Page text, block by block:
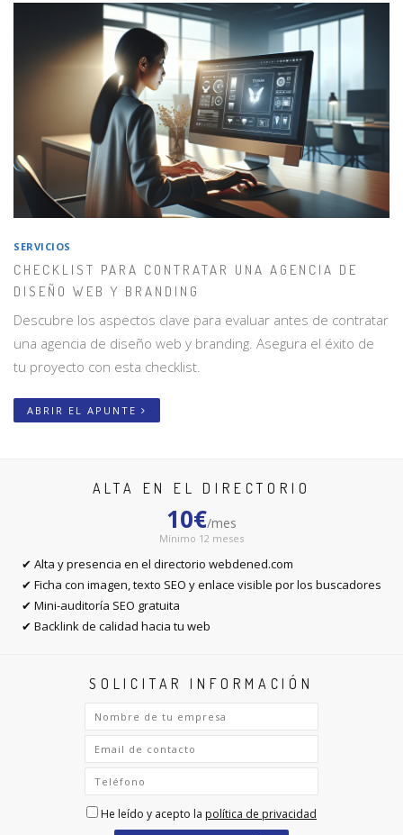
SERVICIOS
CHECKLIST PARA CONTRATAR UNA AGENCIA DE
DISEÑO WEB Y BRANDING
Descubre los aspectos clave para evaluar antes de contratar
una agencia de diseño web y branding. Asegura el éxito de
tu proyecto con esta checklist.
ABRIR EL APUNTE
ALTA EN EL DIRECTORIO
10€/mes
Mínimo 12 meses
✔ Alta y presencia en el directorio webdened.com
✔ Ficha con imagen, texto SEO y enlace visible por los buscadores
✔ Mini-auditoría SEO gratuita
✔ Backlink de calidad hacia tu web
SOLICITAR INFORMACIÓN
He leído y acepto la política de privacidad